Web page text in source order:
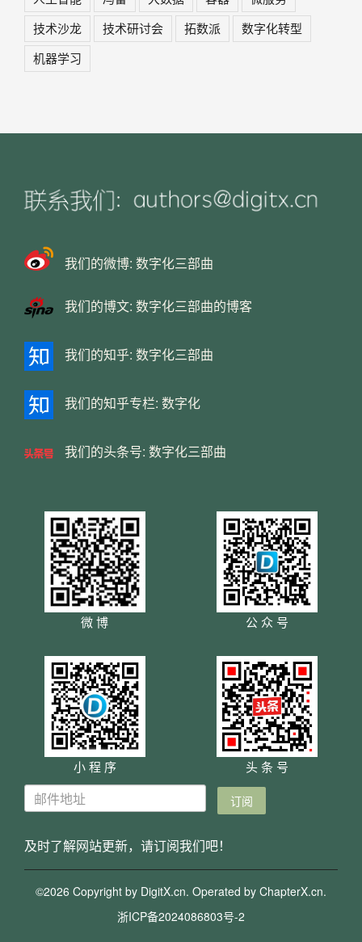
技术沙龙
技术研讨会 拓数派
数字化转型
机器学习
我们的微博: 数字化三部曲
我们的博文: 数字化三部曲的博客
我们的知乎: 数字化三部曲
我们的知乎专栏: 数字化
我们的头条号: 数字化三部曲
微 博 公 众 号
小 程 序 头 条 号
及时了解网站更新，请订阅我们吧！
©2026 Copyright by DigitX.cn. Operated by ChapterX.cn.
浙ICP备2024086803号-2